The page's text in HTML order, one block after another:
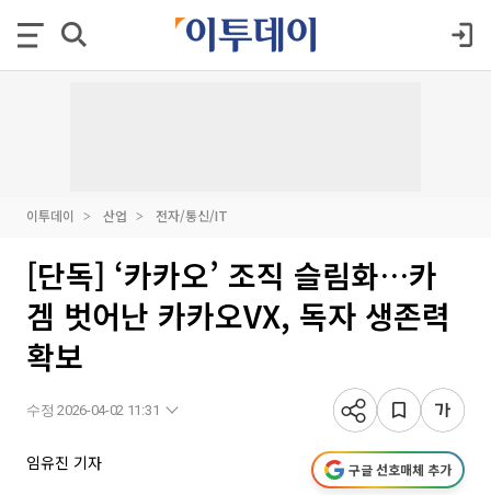
이투데이 산업 전자/통신/IT
[단독] ‘카카오’ 조직 슬림화…카
겜 벗어난 카카오VX, 독자 생존력
확보
수정 2026-04-02 11:31
임유진 기자 구글 선호매체 추가